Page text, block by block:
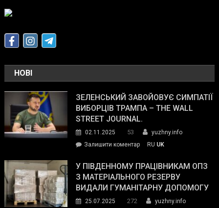
НОВІ
ЗЕЛЕНСЬКИЙ ЗАВОЙОВУЄ СИМПАТІЇ
ВИБОРЦІВ ТРАМПА – THE WALL
STREET JOURNAL.
02.11.2025 53
yuzhny.info
Залишити коментарon
завойовує
симпатії
виборців
RU UK
У ПІВДЕННОМУ ПРАЦІВНИКАМ ОПЗ
З МАТЕРІАЛЬНОГО РЕЗЕРВУ
ВИДАЛИ ГУМАНІТАРНУ ДОПОМОГУ
25.07.2025 272
yuzhny.info